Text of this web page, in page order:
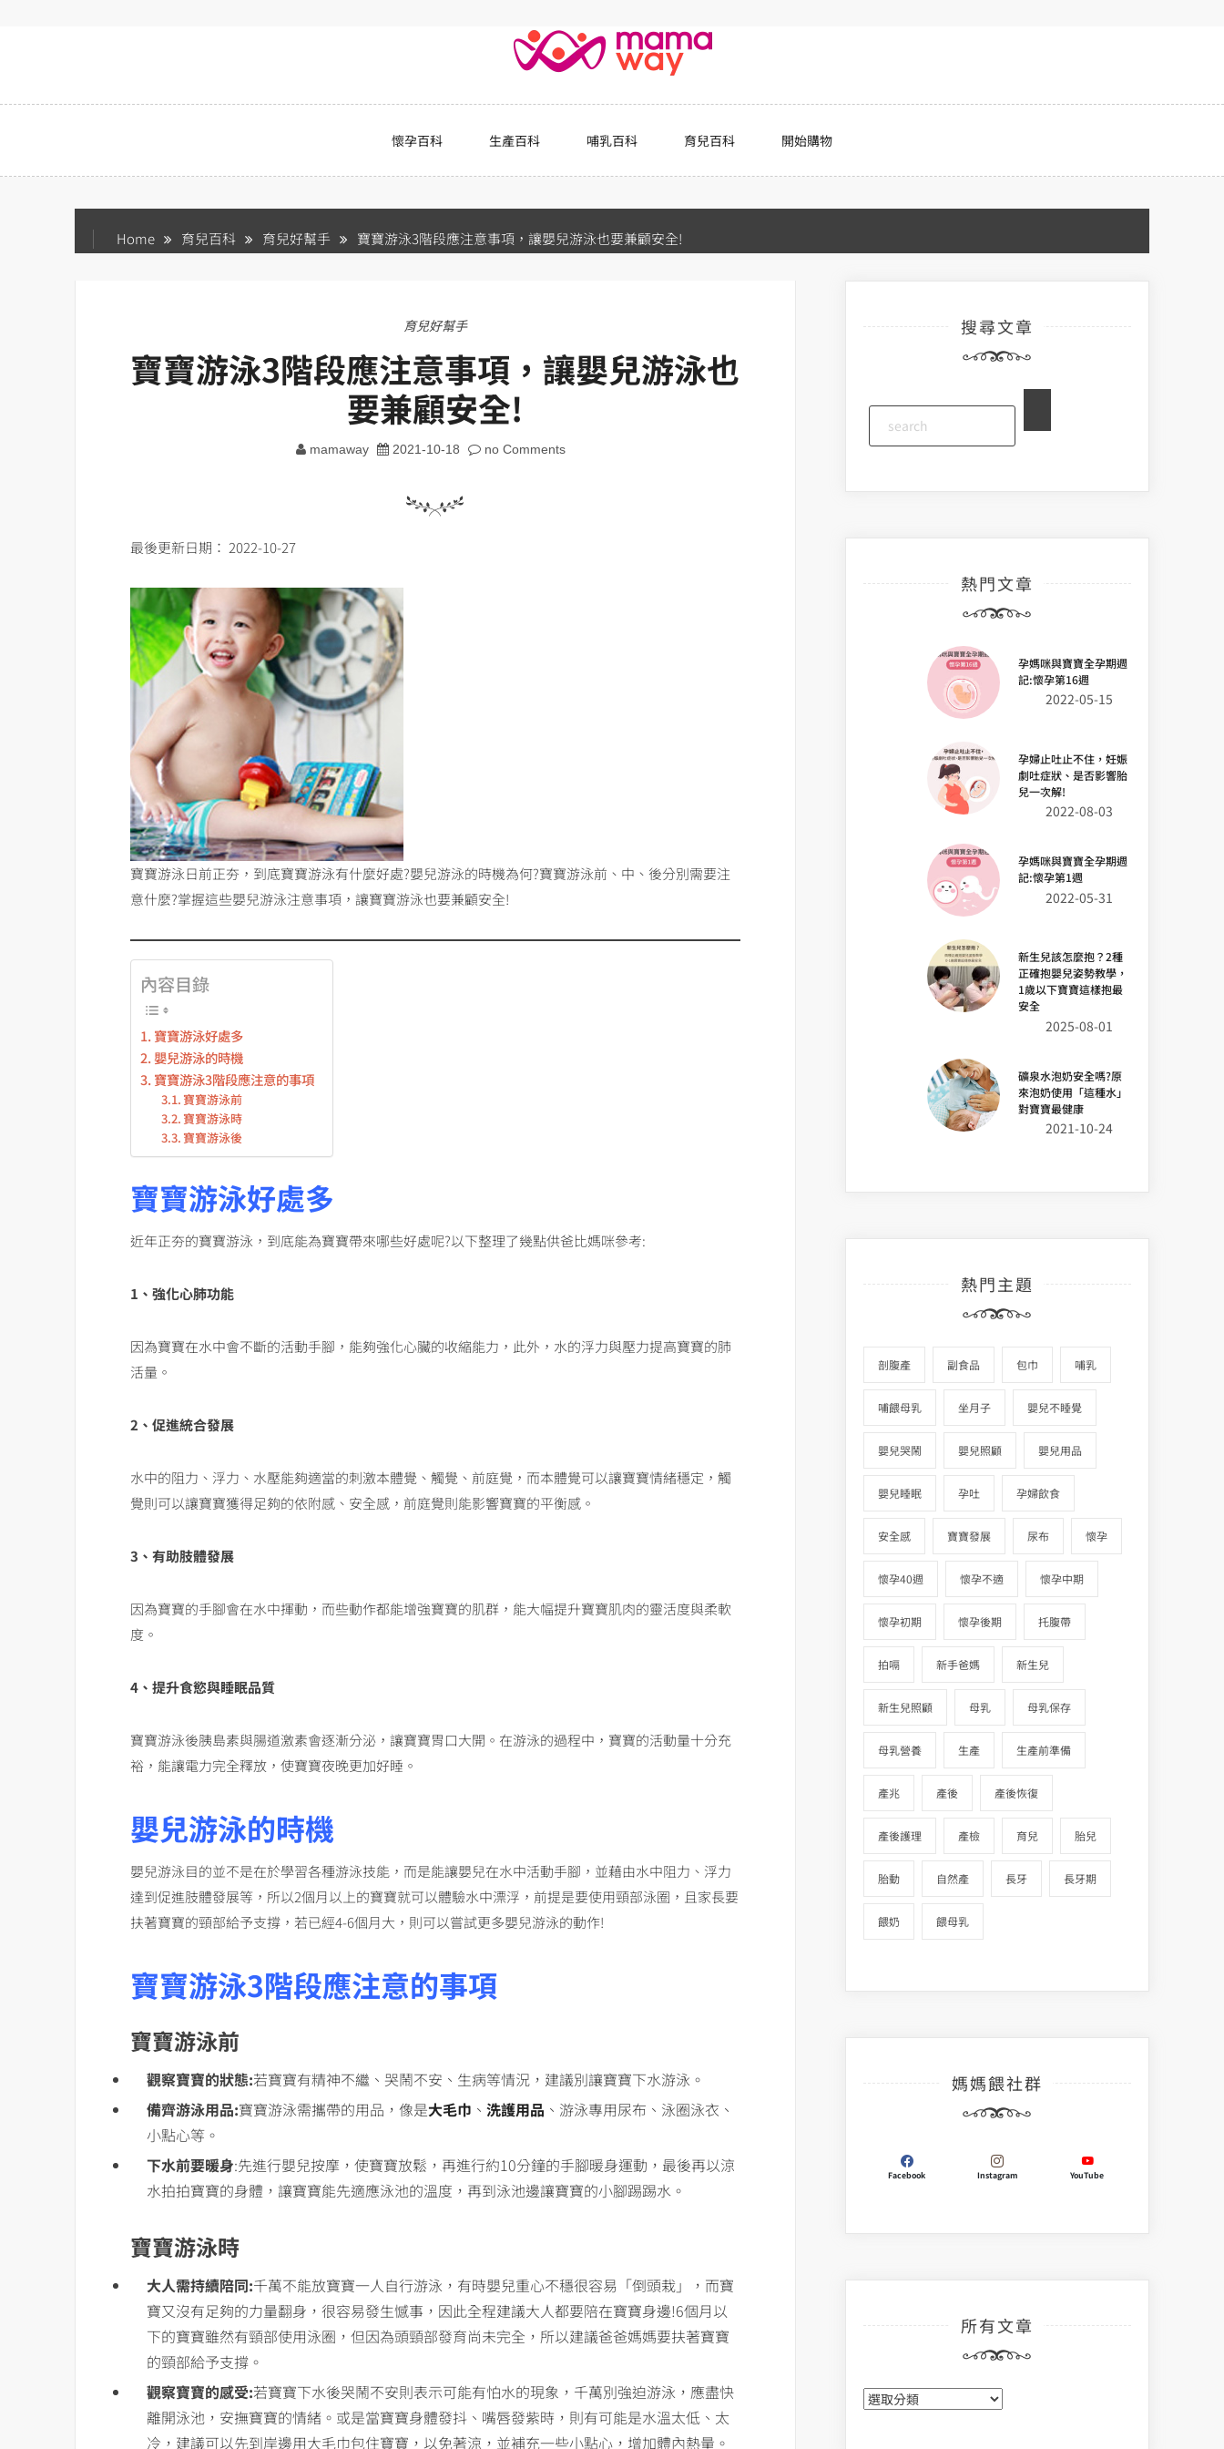
懷孕百科 生產百科 哺乳百科 育兒百科 開始購物
Home 育兒百科 育兒好幫手 寶寶游泳3階段應注意事項，讓嬰兒游泳也要兼顧安全!
育兒好幫手
寶寶游泳3階段應注意事項，讓嬰兒游泳也
要兼顧安全!
mamaway 2021-10-18 no Comments
最後更新日期： 2022-10-27
寶寶游泳日前正夯，到底寶寶游泳有什麼好處?嬰兒游泳的時機為何?寶寶游泳前、中、後分別需要注
意什麼?掌握這些嬰兒游泳注意事項，讓寶寶游泳也要兼顧安全!
內容目錄
寶寶游泳好處多
嬰兒游泳的時機
寶寶游泳3階段應注意的事項
寶寶游泳前
寶寶游泳時
寶寶游泳後
寶寶游泳好處多
近年正夯的寶寶游泳，到底能為寶寶帶來哪些好處呢?以下整理了幾點供爸比媽咪參考:
1、強化心肺功能
因為寶寶在水中會不斷的活動手腳，能夠強化心臟的收縮能力，此外，水的浮力與壓力提高寶寶的肺
活量。
2、促進統合發展
水中的阻力、浮力、水壓能夠適當的刺激本體覺、觸覺、前庭覺，而本體覺可以讓寶寶情緒穩定，觸
覺則可以讓寶寶獲得足夠的依附感、安全感，前庭覺則能影響寶寶的平衡感。
3、有助肢體發展
因為寶寶的手腳會在水中揮動，而些動作都能增強寶寶的肌群，能大幅提升寶寶肌肉的靈活度與柔軟
度。
4、提升食慾與睡眠品質
寶寶游泳後胰島素與腸道激素會逐漸分泌，讓寶寶胃口大開。在游泳的過程中，寶寶的活動量十分充
裕，能讓電力完全釋放，使寶寶夜晚更加好睡。
嬰兒游泳的時機
嬰兒游泳目的並不是在於學習各種游泳技能，而是能讓嬰兒在水中活動手腳，並藉由水中阻力、浮力
達到促進肢體發展等，所以2個月以上的寶寶就可以體驗水中漂浮，前提是要使用頸部泳圈，且家長要
扶著寶寶的頸部給予支撐，若已經4-6個月大，則可以嘗試更多嬰兒游泳的動作!
寶寶游泳3階段應注意的事項
寶寶游泳前
觀察寶寶的狀態:若寶寶有精神不繼、哭鬧不安、生病等情況，建議別讓寶寶下水游泳。
備齊游泳用品:寶寶游泳需攜帶的用品，像是大毛巾 、 洗護用品 、游泳專用尿布、泳圈泳衣、
小點心等。
下水前要暖身:先進行嬰兒按摩，使寶寶放鬆，再進行約10分鐘的手腳暖身運動，最後再以涼
水拍拍寶寶的身體，讓寶寶能先適應泳池的溫度，再到泳池邊讓寶寶的小腳踢踢水。
寶寶游泳時
大人需持續陪同:千萬不能放寶寶一人自行游泳，有時嬰兒重心不穩很容易「倒頭栽」，而寶
寶又沒有足夠的力量翻身，很容易發生憾事，因此全程建議大人都要陪在寶寶身邊!6個月以
下的寶寶雖然有頸部使用泳圈，但因為頭頸部發育尚未完全，所以建議爸爸媽媽要扶著寶寶
的頸部給予支撐。
觀察寶寶的感受:若寶寶下水後哭鬧不安則表示可能有怕水的現象，千萬別強迫游泳，應盡快
離開泳池，安撫寶寶的情緒。或是當寶寶身體發抖、嘴唇發紫時，則有可能是水溫太低、太
冷，建議可以先到岸邊用大毛巾包住寶寶，以免著涼，並補充一些小點心，增加體內熱量。
搜尋文章
熱門文章
孕媽咪與寶寶全孕期週
記:懷孕第16週
2022-05-15
孕婦止吐止不住，妊娠
劇吐症狀、是否影響胎
兒一次解!
2022-08-03
孕媽咪與寶寶全孕期週
記:懷孕第1週
2022-05-31
新生兒該怎麼抱？2種
正確抱嬰兒姿勢教學，
1歲以下寶寶這樣抱最
安全
2025-08-01
礦泉水泡奶安全嗎?原
來泡奶使用「這種水」
對寶寶最健康
2021-10-24
熱門主題
剖腹產 副食品 包巾 哺乳
哺餵母乳 坐月子 嬰兒不睡覺
嬰兒哭鬧 嬰兒照顧 嬰兒用品
嬰兒睡眠 孕吐 孕婦飲食
安全感 寶寶發展 尿布 懷孕
懷孕40週 懷孕不適 懷孕中期
懷孕初期 懷孕後期 托腹帶
拍嗝 新手爸媽 新生兒
新生兒照顧 母乳 母乳保存
母乳營養 生產 生產前準備
產兆 產後 產後恢復
產後護理 產檢 育兒 胎兒
胎動 自然產 長牙 長牙期
餵奶 餵母乳
媽媽餵社群
Facebook Instagram YouTube
所有文章
所
有